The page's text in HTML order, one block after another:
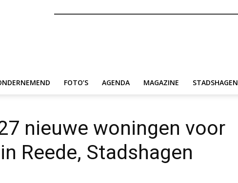
FOTO’S AGENDA MAGAZINE STADSHAGEN
nieuwe woningen voor
Reede, Stadshagen